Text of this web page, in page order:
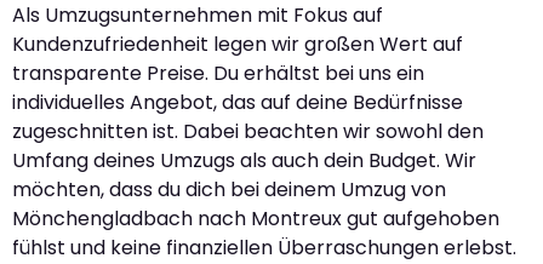
Als Umzugsunternehmen mit Fokus auf
Kundenzufriedenheit legen wir großen Wert auf
transparente Preise. Du erhältst bei uns ein
individuelles Angebot, das auf deine Bedürfnisse
zugeschnitten ist. Dabei beachten wir sowohl den
Umfang deines Umzugs als auch dein Budget. Wir
möchten, dass du dich bei deinem Umzug von
Mönchengladbach nach Montreux gut aufgehoben
fühlst und keine finanziellen Überraschungen erlebst.